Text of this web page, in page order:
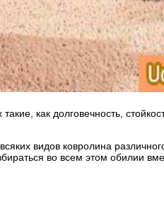
как долговечность,
видов ковролина
во всем этом обилии